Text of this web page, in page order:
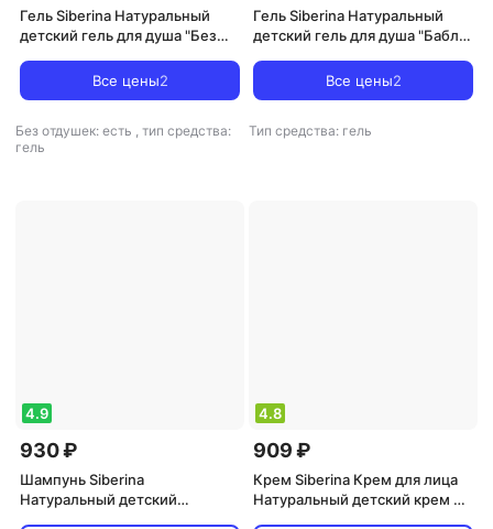
Гель Siberina Натуральный
детский гель для душа "Без
Все цены2
Без отдушек: есть , тип средства:
гель
Гель Siberina Натуральный
детский гель для душа "Бабл-
Все цены2
Тип средства: гель
4.9
930 ₽
Шампунь Siberina
Натуральный детский
4.8
909 ₽
Крем Siberina Крем для лица
Натуральный детский крем от